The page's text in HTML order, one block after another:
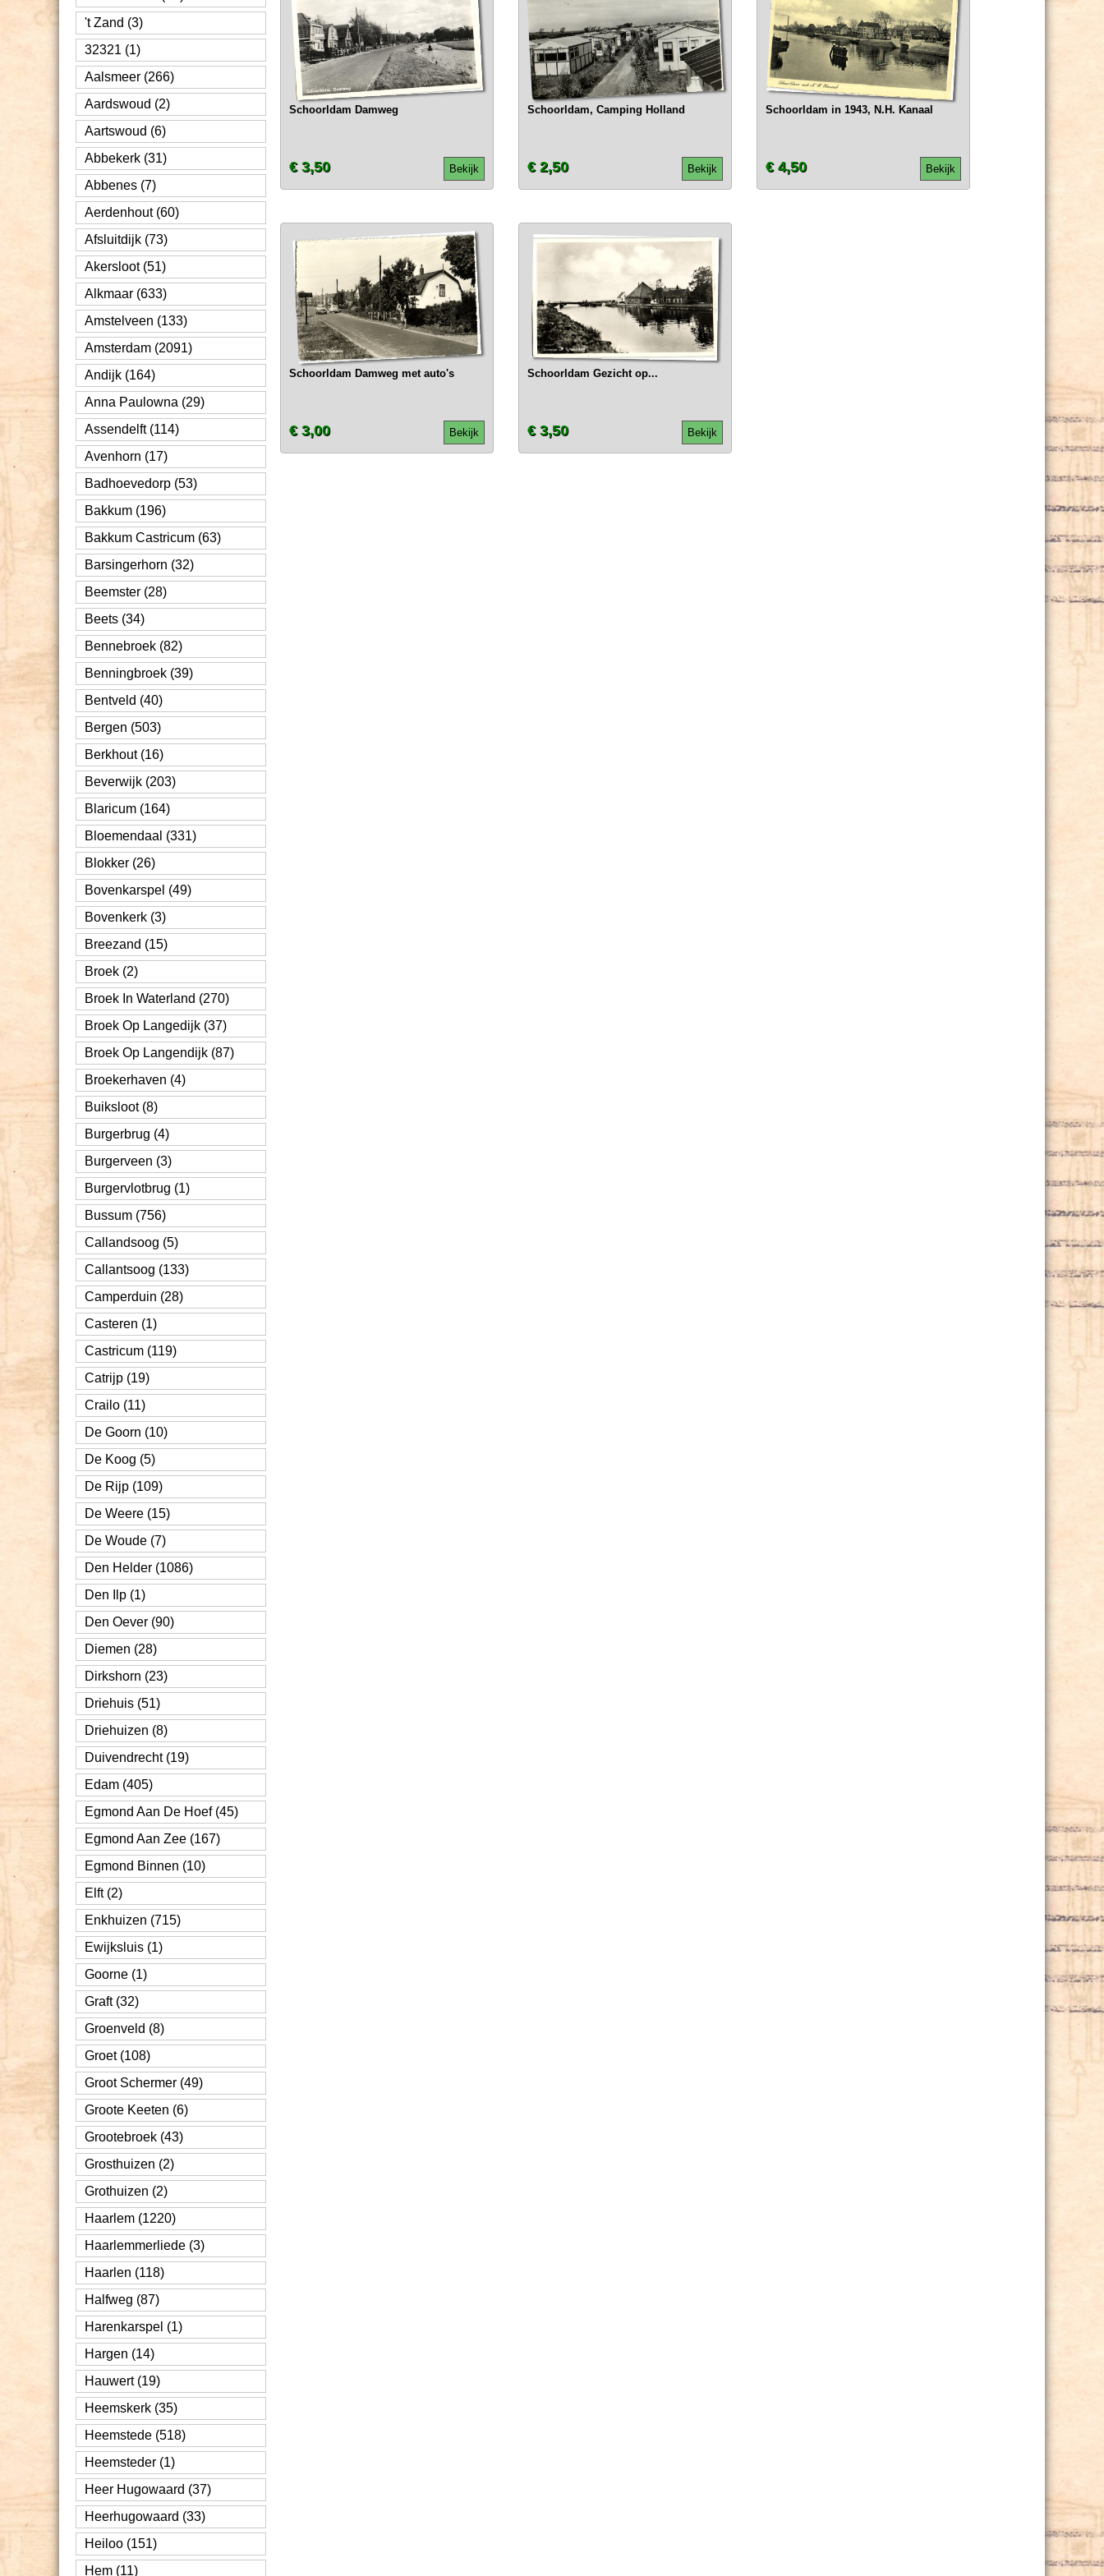
't Zand (3)
32321 (1)
Aalsmeer (266)
Aardswoud (2)
Aartswoud (6)
Abbekerk (31)
Abbenes (7)
Aerdenhout (60)
Afsluitdijk (73)
Akersloot (51)
Alkmaar (633)
Amstelveen (133)
Amsterdam (2091)
Andijk (164)
Anna Paulowna (29)
Assendelft (114)
Avenhorn (17)
Badhoevedorp (53)
Bakkum (196)
Bakkum Castricum (63)
Barsingerhorn (32)
Beemster (28)
Beets (34)
Bennebroek (82)
Benningbroek (39)
Bentveld (40)
Bergen (503)
Berkhout (16)
Beverwijk (203)
Blaricum (164)
Bloemendaal (331)
Blokker (26)
Bovenkarspel (49)
Bovenkerk (3)
Breezand (15)
Broek (2)
Broek In Waterland (270)
Broek Op Langedijk (37)
Broek Op Langendijk (87)
Broekerhaven (4)
Buiksloot (8)
Burgerbrug (4)
Burgerveen (3)
Burgervlotbrug (1)
Bussum (756)
Callandsoog (5)
Callantsoog (133)
Camperduin (28)
Casteren (1)
Castricum (119)
Catrijp (19)
Crailo (11)
De Goorn (10)
De Koog (5)
De Rijp (109)
De Weere (15)
De Woude (7)
Den Helder (1086)
Den Ilp (1)
Den Oever (90)
Diemen (28)
Dirkshorn (23)
Driehuis (51)
Driehuizen (8)
Duivendrecht (19)
Edam (405)
Egmond Aan De Hoef (45)
Egmond Aan Zee (167)
Egmond Binnen (10)
Elft (2)
Enkhuizen (715)
Ewijksluis (1)
Goorne (1)
Graft (32)
Groenveld (8)
Groet (108)
Groot Schermer (49)
Groote Keeten (6)
Grootebroek (43)
Grosthuizen (2)
Grothuizen (2)
Haarlem (1220)
Haarlemmerliede (3)
Haarlen (118)
Halfweg (87)
Harenkarspel (1)
Hargen (14)
Hauwert (19)
Heemskerk (35)
Heemstede (518)
Heemsteder (1)
Heer Hugowaard (37)
Heerhugowaard (33)
Heiloo (151)
Hem (11)
Schoorldam Damweg
Bekijk
€ 3,50
Schoorldam, Camping Holland
Bekijk
€ 2,50
Schoorldam in 1943, N.H. Kanaal
Bekijk
€ 4,50
Schoorldam Damweg met auto's
Bekijk
€ 3,00
Schoorldam Gezicht op...
Bekijk
€ 3,50